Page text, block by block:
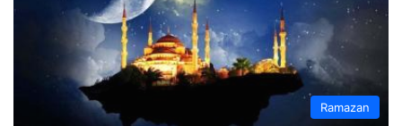
Ramazan